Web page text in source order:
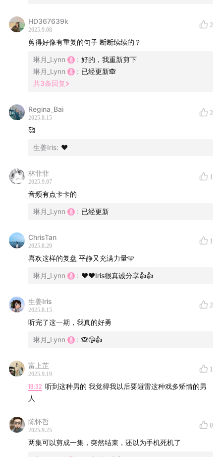
目前正在做:
《超级个体开放麦》、《女孩、爱与AI》栏目主理人
个人特质：INFP(高直觉型)
遇I则E，遇E则I（这很调停）
Stay hungry, stay foolish
没有什么是突然发生的
：阅读（心理学、科技哲学、小说（最近喜欢看毛
HD367639k
2025.9.08
2
剪得好像有重复的句子 断断续续的？
琳月_Lynn : 好的，我重新剪下
琳月_Lynn
: 已经更新🙈
共3条回复
Regina_Bai
2025.8.15
2
🥰
生姜Iris: ❤️
林菲菲
2025.9.07
1
音频有点卡卡的
琳月_Lynn : 已经更新
ChrisTan
2025.8.29
1
喜欢这样的复盘 平静又充满力量🩵
琳月_Lynn : ❤️❤️Iris很真诚分享👍👍
生姜Iris
2025.8.15
2
听完了这一期，我真的好勇
琳月_Lynn : 🙈😘👍
富上芷
2025.9.19
1
19:32 听到这种男的 我觉得我以后要避雷这种戏多矫情的男
人
陈怀哲
2025.9.25
0
两集可以剪成一集，突然结束，还以为手机死机了